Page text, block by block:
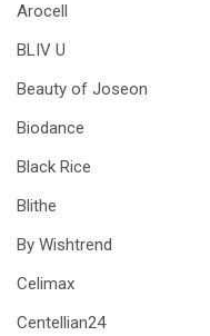
Arocell
BLIV U
Beauty of Joseon
Biodance
Black Rice
Blithe
By Wishtrend
Celimax
Centellian24